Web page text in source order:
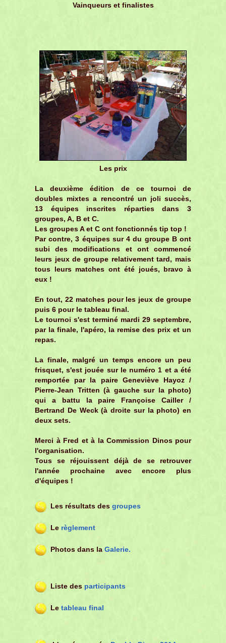
Vainqueurs et finalistes
Les prix
La deuxième édition de ce tournoi de
doubles mixtes a rencontré un joli succès,
13 équipes inscrites réparties dans 3
groupes, A, B et C.
Les groupes A et C ont fonctionnés tip top !
Par contre, 3 équipes sur 4 du groupe B ont
subi des modifications et ont commencé
leurs jeux de groupe relativement tard, mais
tous leurs matches ont été joués, bravo à
eux !
En tout, 22 matches pour les jeux de groupe
puis 6 pour le tableau final.
Le tournoi s'est terminé mardi 29 septembre,
par la finale, l'apéro, la remise des prix et un
repas.
La finale, malgré un temps encore un peu
frisquet, s'est jouée sur le numéro 1 et a été
remportée par la paire Geneviève Hayoz /
Pierre-Jean Tritten (à gauche sur la photo)
qui a battu la paire Françoise Cailler /
Bertrand De Weck (à droite sur la photo) en
deux sets.
Merci à Fred et à la Commission Dinos pour
l'organisation.
Tous se réjouissent déjà de se retrouver
l'année prochaine avec encore plus
d'équipes !
Les résultats desgroupes
Le règlement
Photos dans laGalerie.
Liste des participants
Letableau final